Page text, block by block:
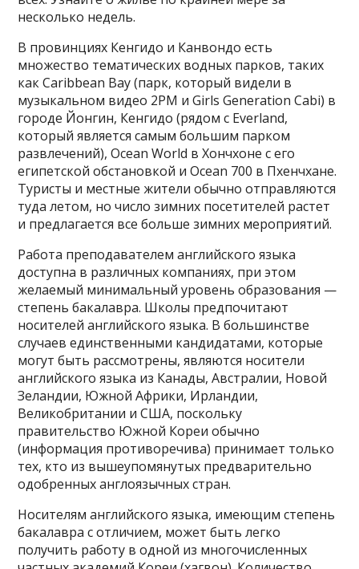
несколько недель.
В провинциях Кенгидо и Канвондо есть
множество тематических водных парков, таких
как Caribbean Bay (парк, который видели в
музыкальном видео 2PM и Girls Generation Cabi) в
городе Йонгин, Кенгидо (рядом с Everland,
который является самым большим парком
развлечений), Ocean World в Хончхоне с его
египетской обстановкой и Ocean 700 в Пхенчхане.
Туристы и местные жители обычно отправляются
туда летом, но число зимних посетителей растет
и предлагается все больше зимних мероприятий.
Работа преподавателем английского языка
доступна в различных компаниях, при этом
желаемый минимальный уровень образования —
степень бакалавра. Школы предпочитают
носителей английского языка. В большинстве
случаев единственными кандидатами, которые
могут быть рассмотрены, являются носители
английского языка из Канады, Австралии, Новой
Зеландии, Южной Африки, Ирландии,
Великобритании и США, поскольку
правительство Южной Кореи обычно
(информация противоречива) принимает только
тех, кто из вышеупомянутых предварительно
одобренных англоязычных стран.
Носителям английского языка, имеющим степень
бакалавра с отличием, может быть легко
получить работу в одной из многочисленных